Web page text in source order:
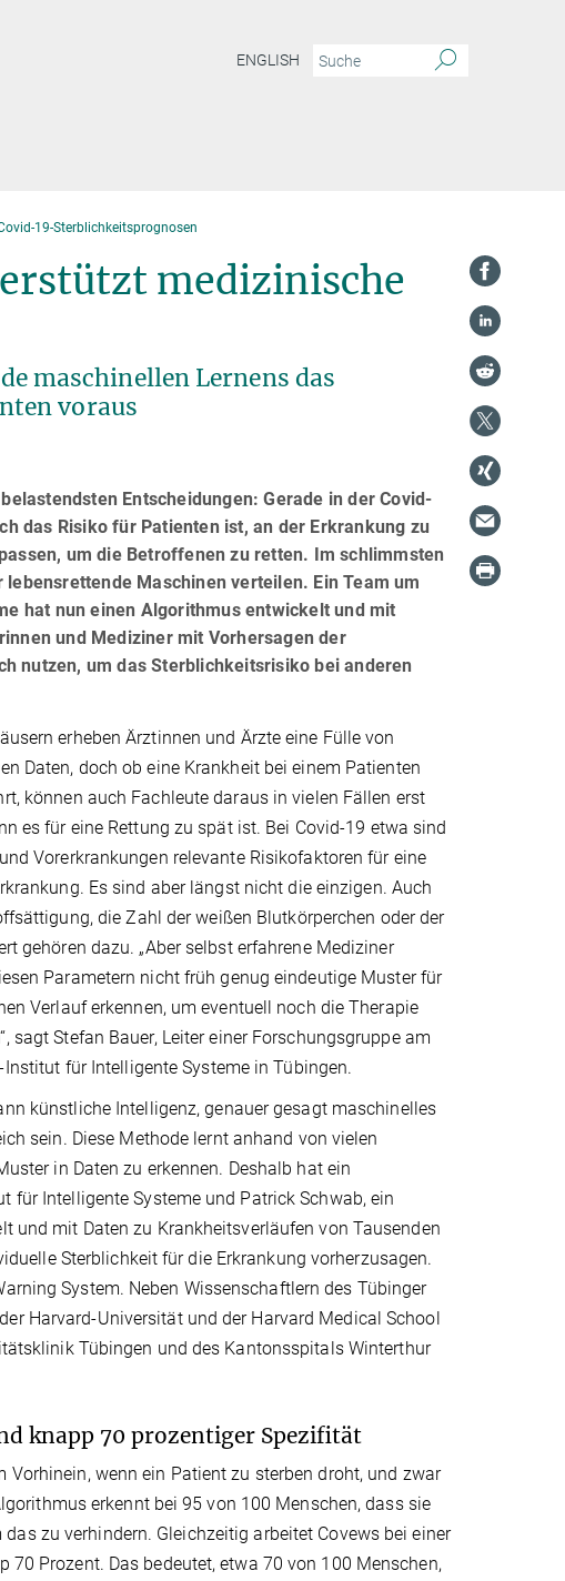
ENGLISH
19-Sterblichkeitsprognosen
medizinische
maschinellen Lernens das
voraus
Entscheidungen: Gerade in der Covid-
das Risiko für Patienten ist, an der Erkrankung zu
um die Betroffenen zu retten. Im schlimmsten
Maschinen verteilen. Ein Team um
hat nun einen Algorithmus entwickelt und mit
und Mediziner mit Vorhersagen der
nutzen, um das Sterblichkeitsrisiko bei anderen
erheben Ärztinnen und Ärzte eine Fülle von
Daten, doch ob eine Krankheit bei einem Patienten
können auch Fachleute daraus in vielen Fällen erst
es für eine Rettung zu spät ist. Bei Covid-19 etwa sind
Vorerkrankungen relevante Risikofaktoren für eine
Es sind aber längst nicht die einzigen. Auch
die Zahl der weißen Blutkörperchen oder der
gehören dazu. „Aber selbst erfahrene Mediziner
Parametern nicht früh genug eindeutige Muster für
Verlauf erkennen, um eventuell noch die Therapie
sagt Stefan Bauer, Leiter einer Forschungsgruppe am
für Intelligente Systeme in Tübingen.
künstliche Intelligenz, genauer gesagt maschinelles
sein. Diese Methode lernt anhand von vielen
in Daten zu erkennen. Deshalb hat ein
für Intelligente Systeme und Patrick Schwab, ein
und mit Daten zu Krankheitsverläufen von Tausenden
Sterblichkeit für die Erkrankung vorherzusagen.
System. Neben Wissenschaftlern des Tübinger
Harvard-Universität und der Harvard Medical School
Tübingen und des Kantonsspitals Winterthur
knapp 70 prozentiger Spezifität
wenn ein Patient zu sterben droht, und zwar
erkennt bei 95 von 100 Menschen, dass sie
zu verhindern. Gleichzeitig arbeitet Covews bei einer
Prozent. Das bedeutet, etwa 70 von 100 Menschen,